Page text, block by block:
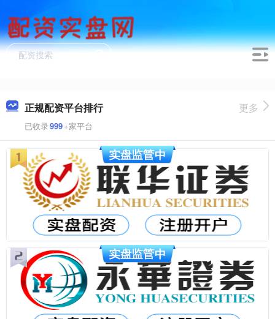
正规配资平台排行
已收录999+家平台
更多